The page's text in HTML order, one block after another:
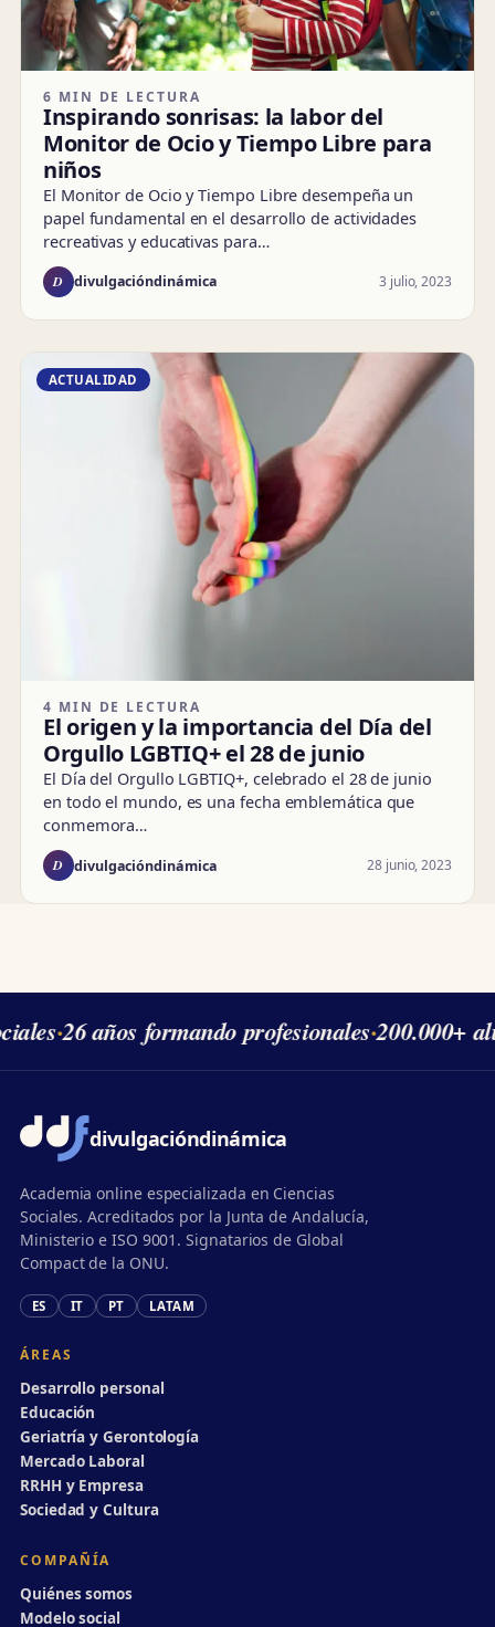
6 MIN DE LECTURA
Inspirando sonrisas: la labor del
Monitor de Ocio y Tiempo Libre para
niños
El Monitor de Ocio y Tiempo Libre desempeña un
papel fundamental en el desarrollo de actividades
recreativas y educativas para…
D divulgacióndinámica 3 julio, 2023
ACTUALIDAD
4 MIN DE LECTURA
El origen y la importancia del Día del
Orgullo LGBTIQ+ el 28 de junio
El Día del Orgullo LGBTIQ+, celebrado el 28 de junio
en todo el mundo, es una fecha emblemática que
conmemora…
D divulgacióndinámica 28 junio, 2023
·26 años formando profesionales·200.000+
divulgacióndinámica
Academia online especializada en Ciencias
Sociales. Acreditados por la Junta de Andalucía,
Ministerio e ISO 9001. Signatarios de Global
Compact de la ONU.
ES IT PT LATAM
ÁREAS
Desarrollo personal
Educación
Geriatría y Gerontología
Mercado Laboral
RRHH y Empresa
Sociedad y Cultura
COMPAÑÍA
Quiénes somos
Modelo social